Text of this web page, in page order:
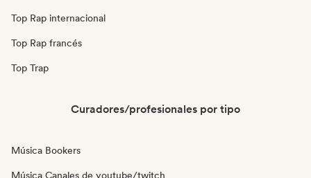
Top Rap internacional
Top Rap francés
Top Trap
Curadores/profesionales por tipo
Música Bookers
Música Canales de youtube/twitch